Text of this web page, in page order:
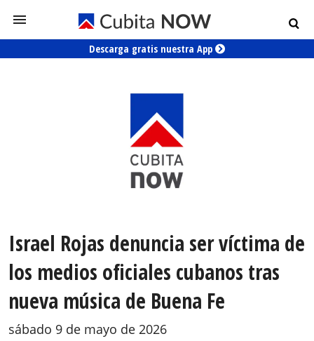
Descarga gratis nuestra App
Israel Rojas denuncia ser víctima de
los medios oficiales cubanos tras
nueva música de Buena Fe
sábado 9 de mayo de 2026